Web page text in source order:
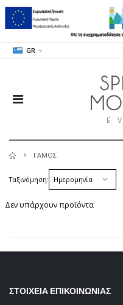
GR
ΓΑΜΟΣ
Ταξινόμηση:
Δεν υπάρχουν προϊόντα
ΣΤΟΙΧΕΙΑ ΕΠΙΚΟΙΝΩΝΙΑΣ